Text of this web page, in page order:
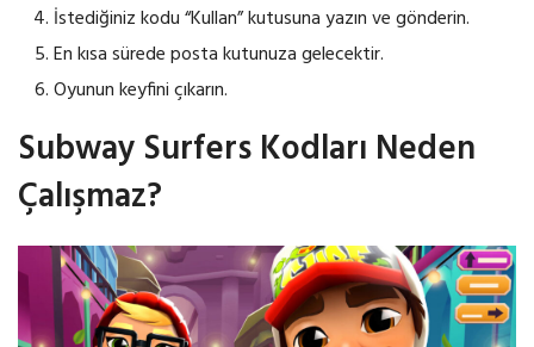
İstediğiniz kodu “Kullan” kutusuna yazın ve gönderin.
En kısa sürede posta kutunuza gelecektir.
Oyunun keyfini çıkarın.
Subway Surfers Kodları Neden
Çalışmaz?